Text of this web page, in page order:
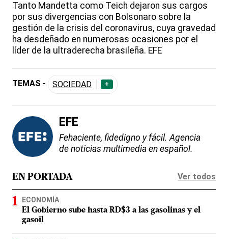
Tanto Mandetta como Teich dejaron sus cargos
por sus divergencias con Bolsonaro sobre la
gestión de la crisis del coronavirus, cuya gravedad
ha desdeñado en numerosas ocasiones por el
líder de la ultraderecha brasileña. EFE
TEMAS - SOCIEDAD +
EFE
Fehaciente, fidedigno y fácil. Agencia
de noticias multimedia en español.
EN PORTADA Ver todos
ECONOMÍA
El Gobierno sube hasta RD$3 a las gasolinas y el
gasoil